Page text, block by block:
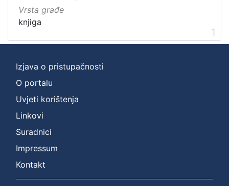
Vrsta građe
knjiga
1
Izjava o pristupačnosti
O portalu
Uvjeti korištenja
Linkovi
Suradnici
Impressum
Kontakt